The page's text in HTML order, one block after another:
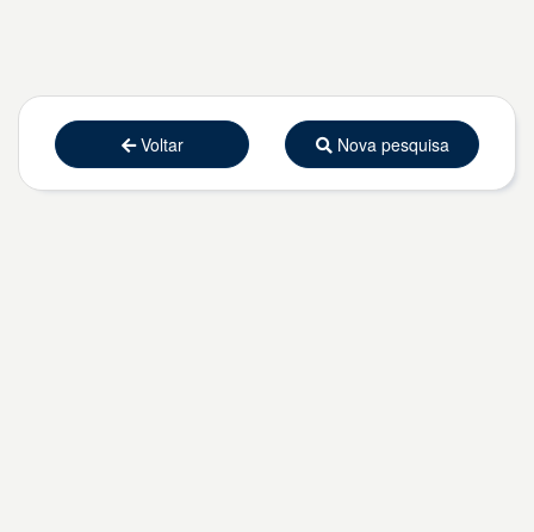
Voltar Nova pesquisa